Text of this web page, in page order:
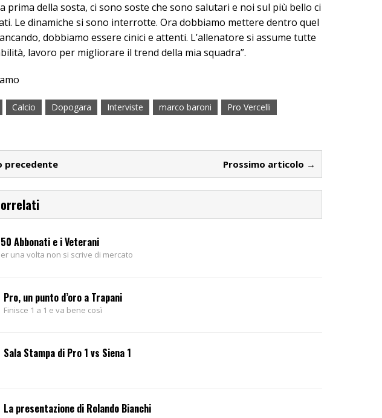
prima della sosta, ci sono soste che sono salutari e noi sul più bello ci
Le dinamiche si sono interrotte. Ora dobbiamo mettere dentro quel
dobbiamo essere cinici e attenti. L’allenatore si assume tutte
lavoro per migliorare il trend della mia squadra”.
Calcio Dopogara Interviste marco baroni
Pro Vercelli
precedente Prossimo articolo →
Abbonati e i Veterani
una volta non si scrive di mercato
Pro, un punto d’oro a Trapani
Finisce 1 a 1 e va bene così
Sala Stampa di Pro 1 vs Siena 1
La presentazione di Rolando Bianchi